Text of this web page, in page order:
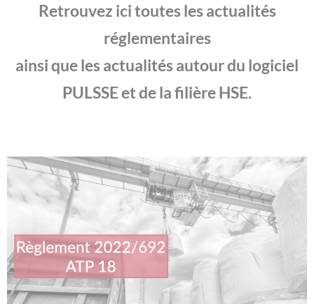
Retrouvez ici toutes les actualités
réglementaires
ainsi que les actualités autour du logiciel
PULSSE et de la filière HSE.